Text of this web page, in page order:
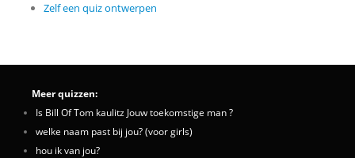
Zelf een quiz ontwerpen
Meer quizzen:
Is Bill Of Tom kaulitz Jouw toekomstige man ?
welke naam past bij jou? (voor girls)
hou ik van jou?